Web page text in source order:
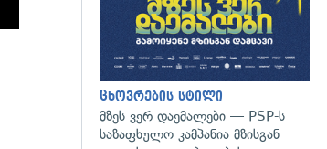
ცხოვრების სტილი
მზეს ვერ დაემალები — PSP-ს
საზაფხულო კამპანია მზისგან